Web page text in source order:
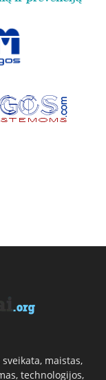
maistas,
technologijos,